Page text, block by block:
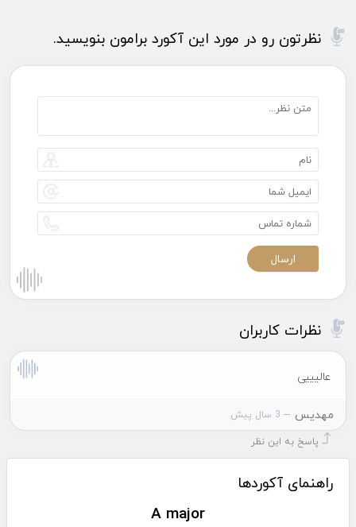
نظرتون رو در مورد این آکورد برامون بنویسید.
نظرات کاربران
عالیییی
مهدیس
پاسخ به این نظر
راهنمای آکوردها
A major